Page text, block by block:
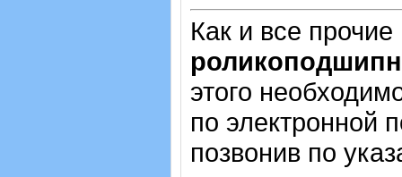
Как и все
этого
по электронной
позвонив по